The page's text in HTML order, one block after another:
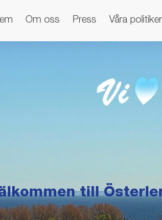
Om oss Press Våra politiker
till